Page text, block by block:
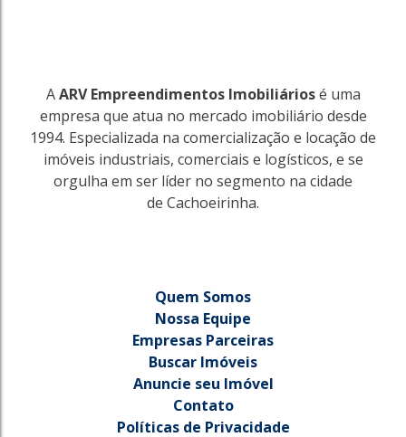
AARV Empreendimentos Imobiliáriosé uma
empresa que atua no mercado imobiliário desde
1994. Especializada na comercialização e locação de
imóveis industriais, comerciais e logísticos, e se
orgulha em ser líder no segmento na cidade
de Cachoeirinha.
Quem Somos
Nossa Equipe
Empresas Parceiras
Buscar Imóveis
Anuncie seu Imóvel
Contato
Políticas de Privacidade